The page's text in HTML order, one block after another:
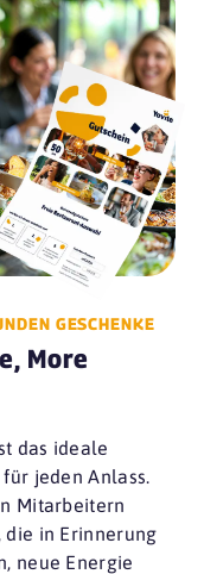
GESCHENKE
More
das ideale
jeden Anlass.
Mitarbeitern
in Erinnerung
neue Energie